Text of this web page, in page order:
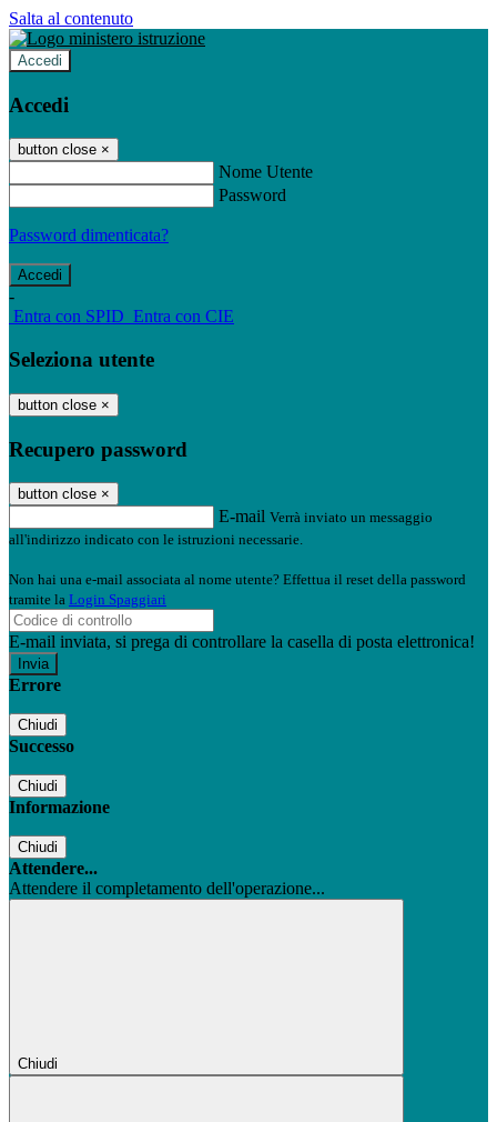
Salta al contenuto
Accedi
Accedi
button close ×
Nome Utente
Password
Password dimenticata?
-
Entra con SPID Entra con CIE
Seleziona utente
button close ×
Recupero password
button close ×
E-mail Verrà inviato un messaggio
all'indirizzo indicato con le istruzioni necessarie.
Non hai una e-mail associata al nome utente? Effettua il reset della password
tramite la Login Spaggiari
E-mail inviata, si prega di controllare la casella di posta elettronica!
Errore
Chiudi
Successo
Chiudi
Informazione
Chiudi
Attendere...
Attendere il completamento dell'operazione...
Chiudi